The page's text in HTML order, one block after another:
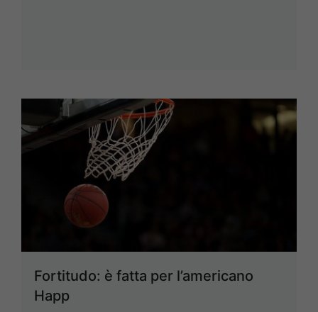
Fortitudo: è fatta per l’americano
Happ